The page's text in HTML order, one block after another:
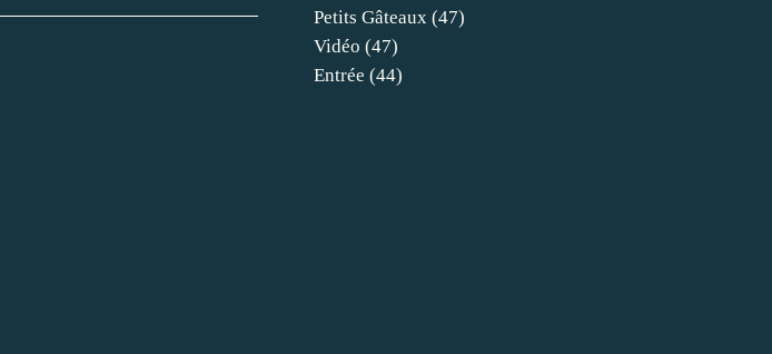
Petits Gâteaux (47)
Vidéo (47)
Entrée (44)